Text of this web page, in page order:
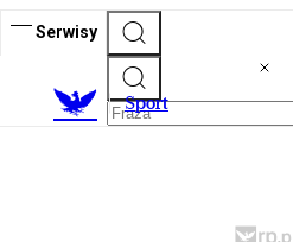
Serwisy
Sport